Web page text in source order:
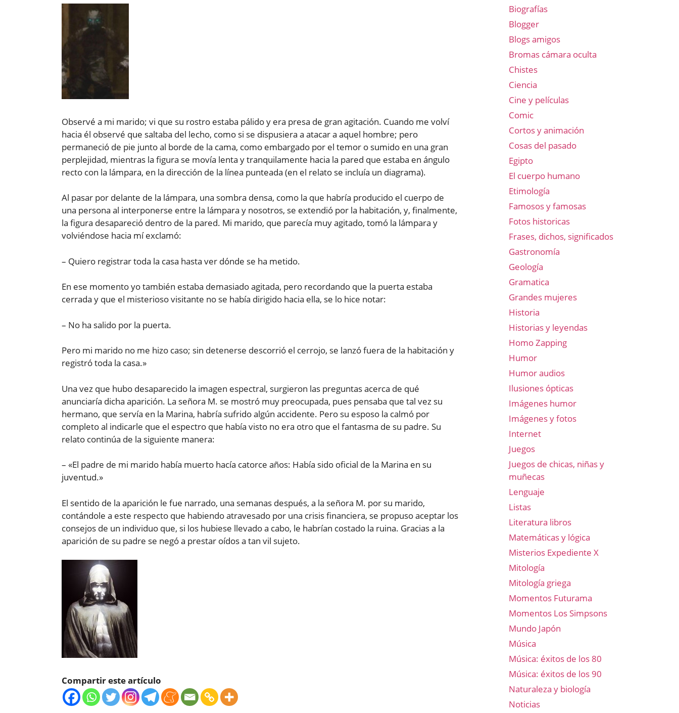
Observé a mi marido; vi que su rostro estaba pálido y era presa de gran agitación. Cuando me volví
hacia él observé que saltaba del lecho, como si se dispusiera a atacar a aquel hombre; pero
permaneció de pie junto al borde de la cama, como embargado por el temor o sumido en una gran
perplejidad, mientras la figura se movía lenta y tranquilamente hacia la pared que estaba en ángulo
recto con la lámpara, en la dirección de la línea punteada (en el relato se incluía un diagrama).
Al pasar por delante de la lámpara, una sombra densa, como la que habría producido el cuerpo de
una persona al interponerse entre la lámpara y nosotros, se extendió por la habitación, y, finalmente,
la figura desapareció dentro de la pared. Mi marido, que parecía muy agitado, tomó la lámpara y
volviéndose hacia mí exclamó:
– Quiero registrar toda la casa hasta ver dónde se ha metido.
En ese momento yo también estaba demasiado agitada, pero recordando que la puerta estaba
cerrada y que el misterioso visitante no se había dirigido hacia ella, se lo hice notar:
– No ha salido por la puerta.
Pero mi marido no me hizo caso; sin detenerse descorrió el cerrojo, se lanzó fuera de la habitación y
registró toda la casa.»
Una vez que hubo desaparecido la imagen espectral, surgieron las preguntas acerca de qué
anunciaría dicha aparición. La señora M. se mostró muy preocupada, pues pensaba que tal vez su
hermano, que servía en la Marina, habría sufrido algún accidente. Pero su esposo la calmó por
completo al indicarle que el espectro que había visto no era otro que el fantasma de su padre. Su
relato continúa de la siguiente manera:
– «El padre de mi marido había muerto hacía catorce años: Había sido oficial de la Marina en su
juventud.»
El sentido de la aparición le fue narrado, una semanas después, a la señora M. por su marido,
contándole a este respecto que habiendo atravesado por una crisis financiera, se propuso aceptar los
consejos de un individuo que, si los hubiese llevado a cabo, le habrían costado la ruina. Gracias a la
aparición de su padre se negó a prestar oídos a tan vil sujeto.
Compartir este artículo
Biografías
Blogger
Blogs amigos
Bromas cámara oculta
Chistes
Ciencia
Cine y películas
Comic
Cortos y animación
Cosas del pasado
Egipto
El cuerpo humano
Etimología
Famosos y famosas
Fotos historicas
Frases, dichos, significados
Gastronomía
Geología
Gramatica
Grandes mujeres
Historia
Historias y leyendas
Homo Zapping
Humor
Humor audios
Ilusiones ópticas
Imágenes humor
Imágenes y fotos
Internet
Juegos
Juegos de chicas, niñas y
muñecas
Lenguaje
Listas
Literatura libros
Matemáticas y lógica
Misterios Expediente X
Mitología
Mitología griega
Momentos Futurama
Momentos Los Simpsons
Mundo Japón
Música
Música: éxitos de los 80
Música: éxitos de los 90
Naturaleza y biología
Noticias